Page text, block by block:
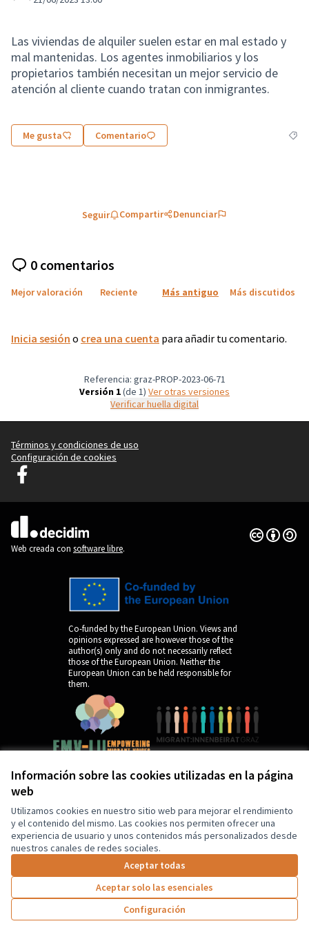
Información sobre las cookies utilizadas en la página
web
Utilizamos cookies en nuestro sitio web para mejorar el rendimiento
y el contenido del mismo. Las cookies nos permiten ofrecer una
experiencia de usuario y unos contenidos más personalizados desde
nuestros canales de redes sociales.
Aceptar todas
Aceptar solo las esenciales
Configuración
Las viviendas de alquiler suelen estar en mal estado y
mal mantenidas. Los agentes inmobiliarios y los
propietarios también necesitan un mejor servicio de
atención al cliente cuando tratan con inmigrantes.
Me gusta Comentario
Apoyos
desactivados
5
Apoyos
Seguir Compartir Denunciar
0 comentarios
Mejor valoración Reciente Más antiguo Más discutidos
Inicia sesión o crea una cuenta para añadir tu comentario.
Referencia: graz-PROP-2023-06-71
Versión 1(de 1)
ver otras versiones
Verificar huella digital
Términos y condiciones de uso
Configuración de cookies
Graz Gemeinsam Gestalten en Facebook
(Enlace externo)
Web creada con software libre.
Con
(Enlace
Co-funded by the European Union. Views and
opinions expressed are however those of the
author(s) only and do not necessarily reflect
those of the European Union. Neither the
European Union can be held responsible for
them.
by